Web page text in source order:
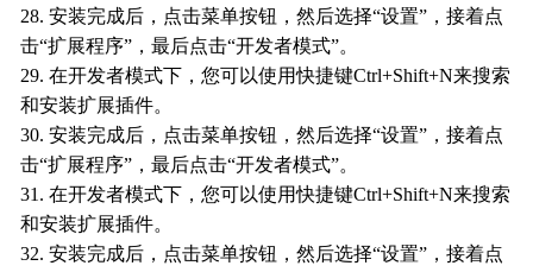
28. 安装完成后，点击菜单按钮，然后选择“设置”，接着点
击“扩展程序”，最后点击“开发者模式”。
29. 在开发者模式下，您可以使用快捷键Ctrl+Shift+N来搜索
和安装扩展插件。
30. 安装完成后，点击菜单按钮，然后选择“设置”，接着点
击“扩展程序”，最后点击“开发者模式”。
31. 在开发者模式下，您可以使用快捷键Ctrl+Shift+N来搜索
和安装扩展插件。
32. 安装完成后，点击菜单按钮，然后选择“设置”，接着点